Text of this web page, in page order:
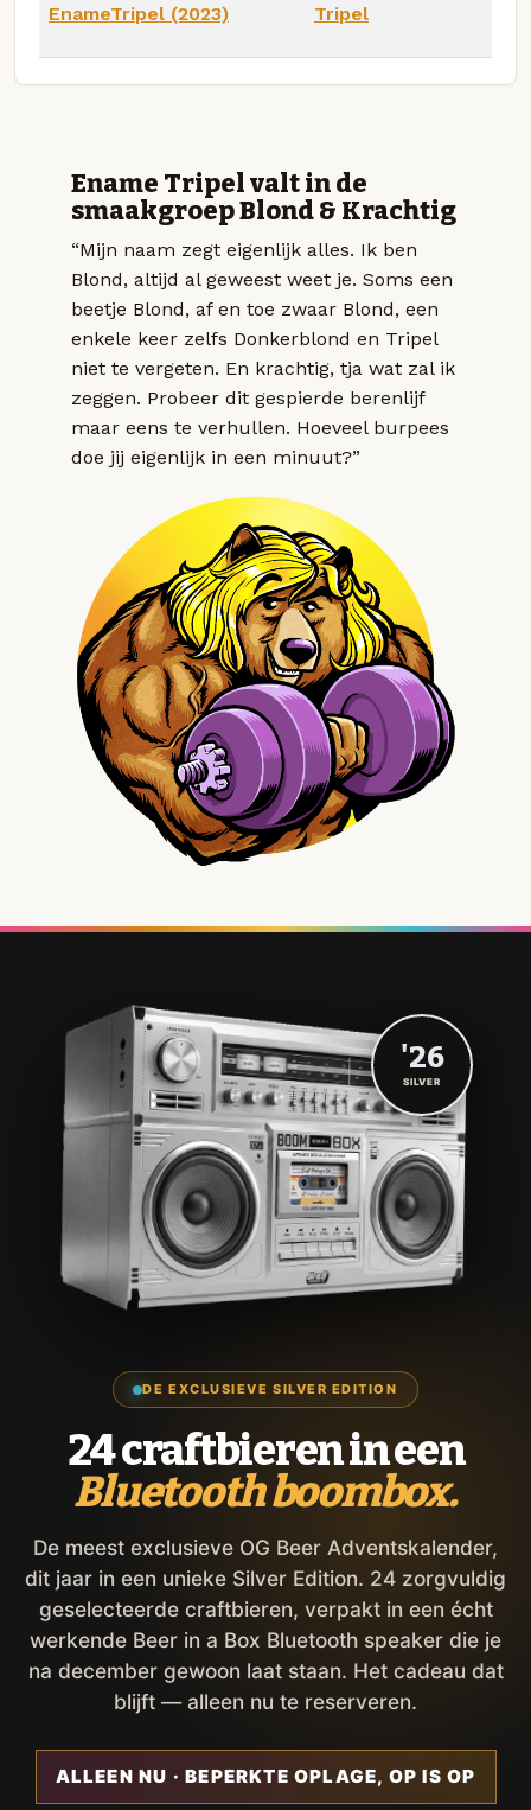
EnameTripel (2023) Tripel
Ename Tripel valt in de
smaakgroep Blond & Krachtig
“Mijn naam zegt eigenlijk alles. Ik ben
Blond, altijd al geweest weet je. Soms een
beetje Blond, af en toe zwaar Blond, een
enkele keer zelfs Donkerblond en Tripel
niet te vergeten. En krachtig, tja wat zal ik
zeggen. Probeer dit gespierde berenlijf
maar eens te verhullen. Hoeveel burpees
doe jij eigenlijk in een minuut?”
DE EXCLUSIEVE SILVER EDITION
24 craftbieren in een
Bluetooth boombox.
De meest exclusieve OG Beer Adventskalender,
dit jaar in een unieke Silver Edition. 24 zorgvuldig
geselecteerde craftbieren, verpakt in een écht
werkende Beer in a Box Bluetooth speaker die je
na december gewoon laat staan. Het cadeau dat
blijft — alleen nu te reserveren.
ALLEEN NU · BEPERKTE OPLAGE, OP IS OP
'26
SILVER